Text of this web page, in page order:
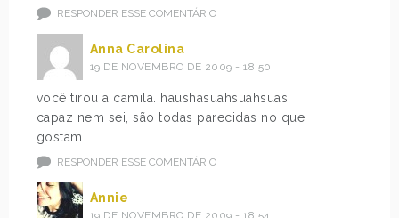
RESPONDER ESSE COMENTÁRIO
Anna Carolina
19 DE NOVEMBRO DE 2009 - 18:50
você tirou a camila. haushasuahsuahsuas,
capaz nem sei, são todas parecidas no que
gostam
RESPONDER ESSE COMENTÁRIO
Annie
19 DE NOVEMBRO DE 2009 - 18:54